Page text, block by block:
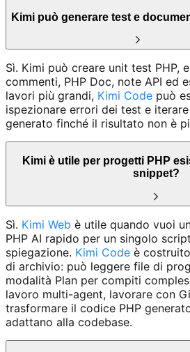
Kimi può generare test e
Sì. Kimi può creare unit test PHP,
commenti, PHP Doc, note API ed
lavori più grandi, Kimi Code può
ispezionare errori dei test e
generato finché il risultato non è
Kimi è utile per progetti PHP
snippet?
Sì. Kimi Web è utile quando vuoi
PHP AI rapido per un singolo
spiegazione. Kimi Code è
di archivio: può leggere file di
modalità Plan per compiti
lavoro multi-agent, lavorare con
trasformare il codice PHP
adattano alla codebase.